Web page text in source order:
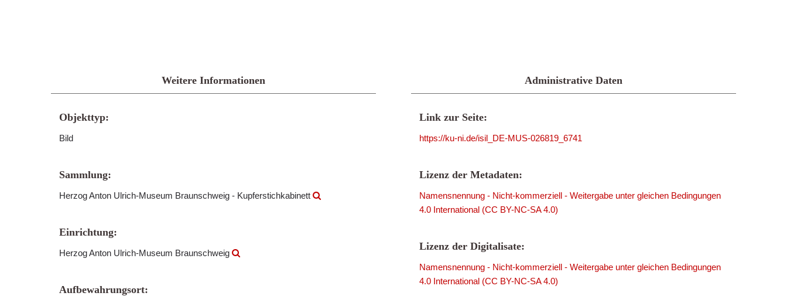
Weitere Informationen
Objekttyp:
Bild
Sammlung:
Herzog Anton Ulrich-Museum Braunschweig - Kupferstichkabinett
Einrichtung:
Herzog Anton Ulrich-Museum Braunschweig
Aufbewahrungsort:
Administrative Daten
Link zur Seite:
https://ku-ni.de/isil_DE-MUS-026819_6741
Lizenz der Metadaten:
Namensnennung - Nicht-kommerziell - Weitergabe unter gleichen Bedingungen
4.0 International (CC BY-NC-SA 4.0)
Lizenz der Digitalisate:
Namensnennung - Nicht-kommerziell - Weitergabe unter gleichen Bedingungen
4.0 International (CC BY-NC-SA 4.0)